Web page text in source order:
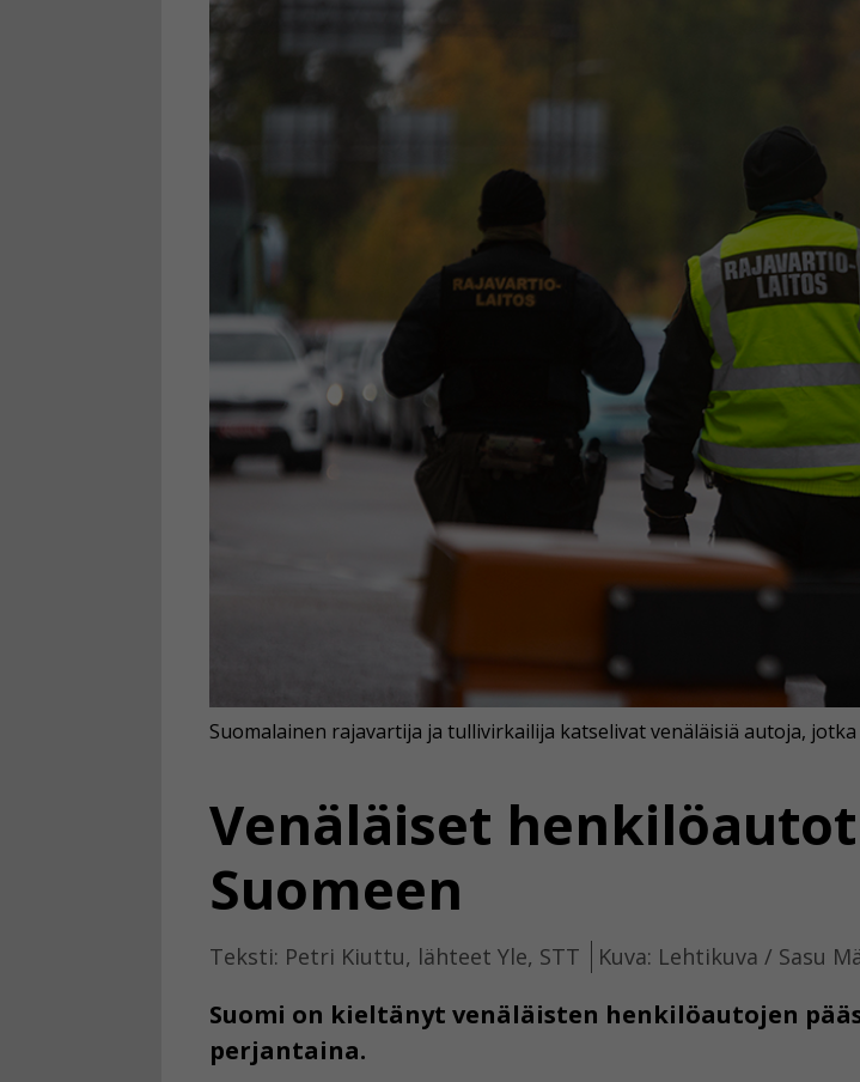
Venäläiset
Suomeen
Teksti: Petri Kiuttu, lähteet Yle, STT Kuva: Lehtikuva / Sasu
Suomi on kieltänyt venäläisten henkilöautojen
perjantaina.
Suomalainen rajavartija ja tullivirkailija katselivat venäläisiä autoja,